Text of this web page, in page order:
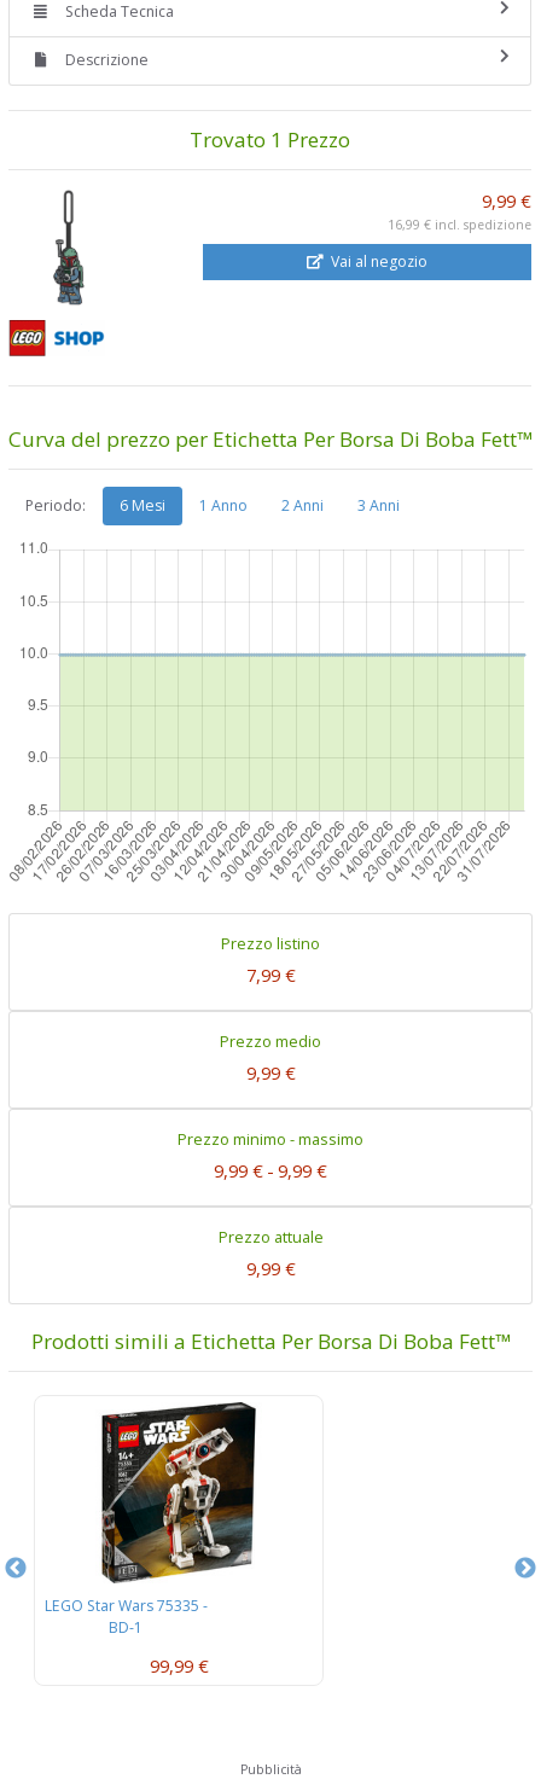
Scheda Tecnica
Descrizione
Trovato 1 Prezzo
9,99 €
16,99 € incl. spedizione
Vai al negozio
Curva del prezzo per Etichetta Per Borsa Di Boba Fett™
Periodo: 6 Mesi 1 Anno 2 Anni 3 Anni
Prezzo listino
7,99 €
Prezzo medio
9,99 €
Prezzo minimo - massimo
9,99 € - 9,99 €
Prezzo attuale
9,99 €
Prodotti simili a Etichetta Per Borsa Di Boba Fett™
LEGO Star Wars 75335 -
BD-1
99,99 €
Pubblicità